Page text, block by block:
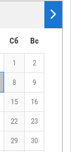
Сб Вс
1 2
8 9
15 16
22 23
29 30